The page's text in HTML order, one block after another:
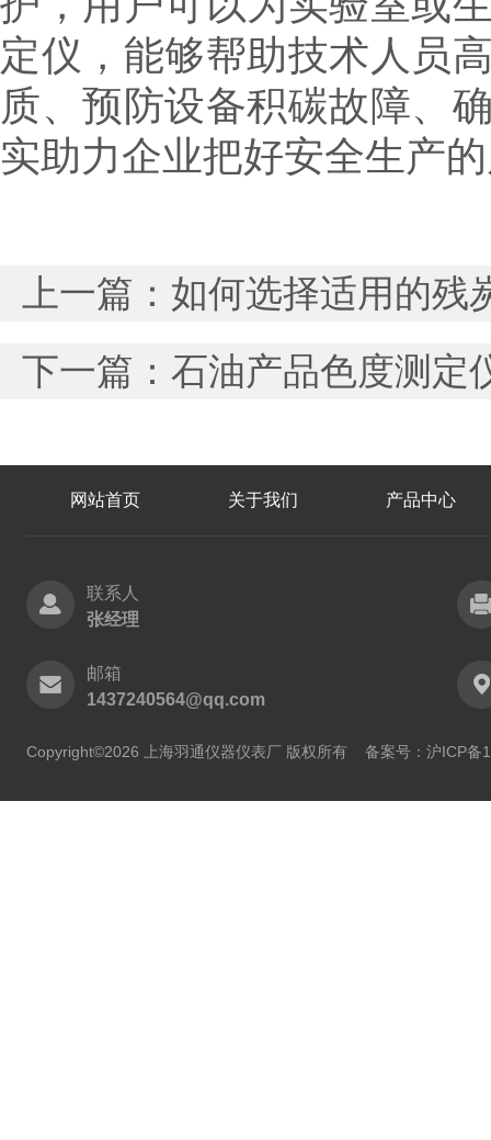
定仪，能够帮助技术人员
质、预防设备积碳故障、
实助力企业把好安全生产
上一篇： 如何选择适用的残
下一篇： 石油产品色度测定
网站首页 关于我们 产品中心
联系人
张经理
邮箱
1437240564@qq.com
Copyright©2026 上海羽通仪器仪表厂 版权所有 备案号：沪ICP备